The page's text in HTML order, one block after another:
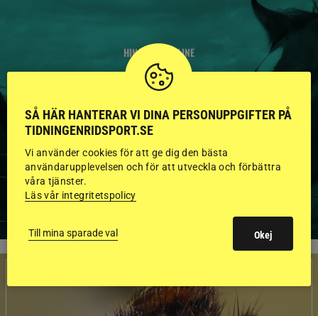
HINGSTAR ONLINE
GODKÄNDA HINGSTAR I
FLERA KATEGORIER MED
BILDER OCH FAKTA
VISA ALLA HINGSTAR
SÅ HÄR HANTERAR VI DINA PERSONUPPGIFTER PÅ
TIDNINGENRIDSPORT.SE
Vi använder cookies för att ge dig den bästa
användarupplevelsen och för att utveckla och förbättra
våra tjänster.
Läs vår integritetspolicy
Till mina sparade val Okej